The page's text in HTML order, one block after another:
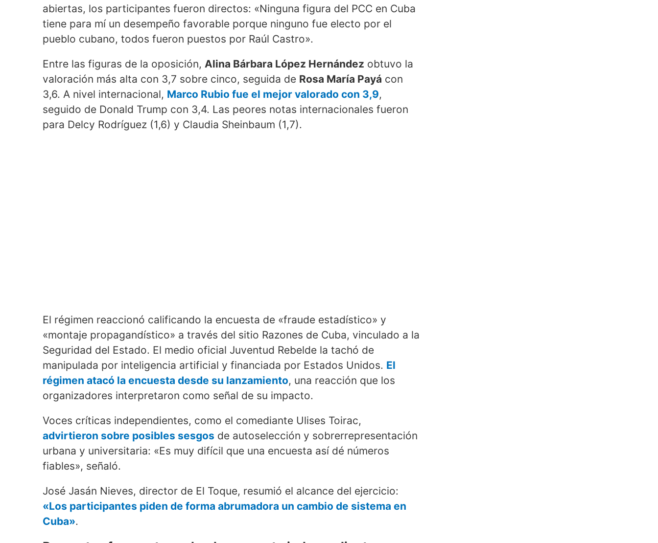
abiertas, los participantes fueron directos: «Ninguna figura del PCC en Cuba
tiene para mí un desempeño favorable porque ninguno fue electo por el
pueblo cubano, todos fueron puestos por Raúl Castro».
Entre las figuras de la oposición, Alina Bárbara López Hernández obtuvo la
valoración más alta con 3,7 sobre cinco, seguida de Rosa María Payá con
3,6. A nivel internacional, Marco Rubio fue el mejor valorado con 3,9,
seguido de Donald Trump con 3,4. Las peores notas internacionales fueron
para Delcy Rodríguez (1,6) y Claudia Sheinbaum (1,7).
El régimen reaccionó calificando la encuesta de «fraude estadístico» y
«montaje propagandístico» a través del sitio Razones de Cuba, vinculado a la
Seguridad del Estado. El medio oficial Juventud Rebelde la tachó de
manipulada por inteligencia artificial y financiada por Estados Unidos. El
régimen atacó la encuesta desde su lanzamiento, una reacción que los
organizadores interpretaron como señal de su impacto.
Voces críticas independientes, como el comediante Ulises Toirac,
advirtieron sobre posibles sesgos de autoselección y sobrerrepresentación
urbana y universitaria: «Es muy difícil que una encuesta así dé números
fiables», señaló.
José Jasán Nieves, director de El Toque, resumió el alcance del ejercicio:
«Los participantes piden de forma abrumadora un cambio de sistema en
Cuba».